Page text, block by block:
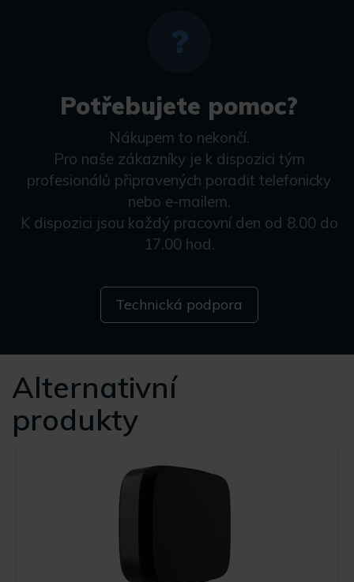
Potřebujete pomoc?
Nákupem to nekončí.
Pro naše zákazníky je k dispozici tým
profesionálů připravených poradit telefonicky
nebo e-mailem.
K dispozici jsou každý pracovní den od 8.00 do
17.00 hod.
Technická podpora
Alternativní
produkty